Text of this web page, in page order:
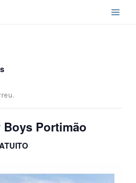
Boys Portimão